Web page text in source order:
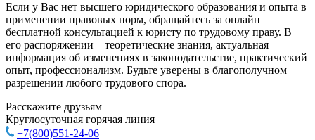
Если у Вас нет высшего юридического образования и опыта в
применении правовых норм, обращайтесь за онлайн
бесплатной консультацией к юристу по трудовому праву. В
его распоряжении – теоретические знания, актуальная
информация об изменениях в законодательстве, практический
опыт, профессионализм. Будьте уверены в благополучном
разрешении любого трудового спора.
Расскажите друзьям
Круглосуточная горячая линия
+7(800)551-24-06